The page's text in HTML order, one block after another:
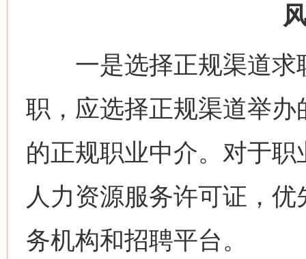
一是选择正规渠道求
职，应选择正规渠道举
的正规职业中介。对于
人力资源服务许可证，
务机构和招聘平台。